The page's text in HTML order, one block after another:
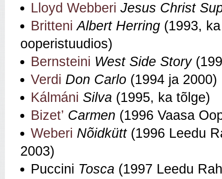
Lloyd Webberi Jesus Christ
Britteni Albert Herring (1993,
ooperistuudios)
Bernsteini West Side Story
Verdi Don Carlo (1994 ja 2000)
Kálmáni Silva (1995, ka tõlge)
Bizet’ Carmen (1996 Vaasa
Weberi Nõidkütt(1996 Leedu
2003)
Puccini Tosca (1997 Leedu